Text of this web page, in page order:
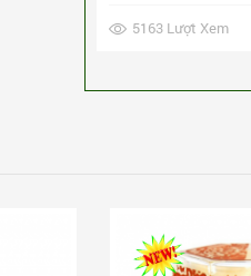
2,940,000 VNĐ